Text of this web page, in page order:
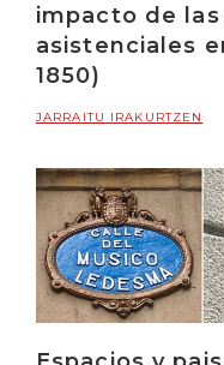
impacto de
asistenciales
1850)
JARRAITU IRAKURTZEN